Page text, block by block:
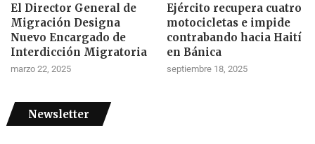
El Director General de
Migración Designa
Nuevo Encargado de
Interdicción Migratoria
marzo 22, 2025
Ejército recupera cuatro
motocicletas e impide
contrabando hacia Haití
en Bánica
septiembre 18, 2025
Newsletter